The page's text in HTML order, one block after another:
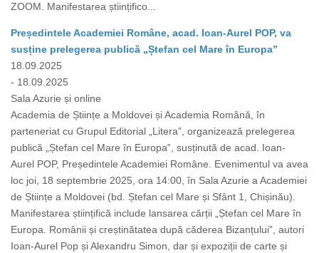
ZOOM. Manifestarea științifico...
Președintele Academiei Române, acad. Ioan-Aurel POP, va
susține prelegerea publică „Ștefan cel Mare în Europa”
18.09.2025
- 18.09.2025
Sala Azurie și online
Academia de Științe a Moldovei și Academia Română, în
parteneriat cu Grupul Editorial „Litera”, organizează prelegerea
publică „Ștefan cel Mare în Europa”, susținută de acad. Ioan-
Aurel POP, Președintele Academiei Române. Evenimentul va avea
loc joi, 18 septembrie 2025, ora 14:00, în Sala Azurie a Academiei
de Științe a Moldovei (bd. Ștefan cel Mare și Sfânt 1, Chișinău).
Manifestarea științifică include lansarea cărții „Ștefan cel Mare în
Europa. Românii și creștinătatea după căderea Bizanțului”, autori
Ioan-Aurel Pop și Alexandru Simon, dar și expoziții de carte și